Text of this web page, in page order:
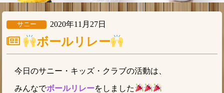
サニー 2020年11月27日
ボールリレー
今日のサニー・キッズ・クラブの活動は、
みんなでボールリレーをしました